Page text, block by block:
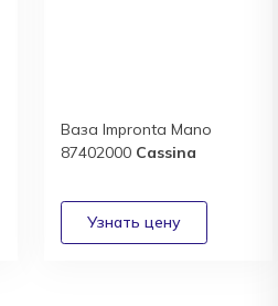
Ваза Impronta Mano
87402000 Cassina